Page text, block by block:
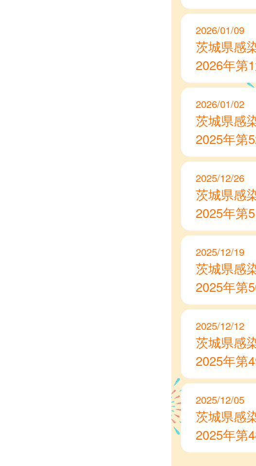
2026/01/09
茨城県感
2026年第
2026/01/02
茨城県感
2025年第
2025/12/26
茨城県感
2025年第
2025/12/19
茨城県感
2025年第
2025/12/12
茨城県感
2025年第
2025/12/05
茨城県感
2025年第